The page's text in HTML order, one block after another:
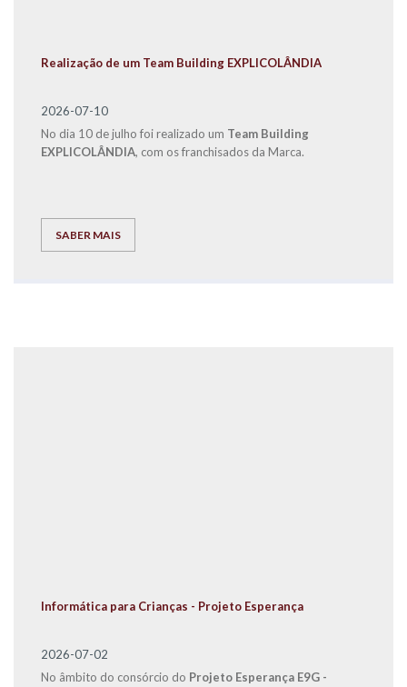
Realização de um Team Building EXPLICOLÂNDIA
2026-07-10
No dia 10 de julho foi realizado um Team Building
EXPLICOLÂNDIA, com os franchisados da Marca.
SABER MAIS
Informática para Crianças - Projeto Esperança
2026-07-02
No âmbito do consórcio do Projeto Esperança E9G -